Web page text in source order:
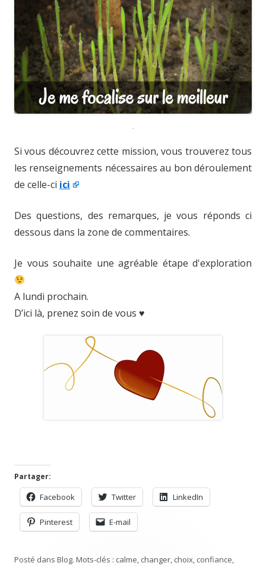
Si vous découvrez cette mission, vous trouverez tous
les renseignements nécessaires au bon déroulement
de celle-ci ici
Des questions, des remarques, je vous réponds ci
dessous dans la zone de commentaires.
Je vous souhaite une agréable étape d'exploration
A lundi prochain.
D’ici là, prenez soin de vous ♥
Partager:
Facebook Twitter LinkedIn
Pinterest E-mail
Posté dans Blog. Mots-clés : calme, changer, choix, confiance,